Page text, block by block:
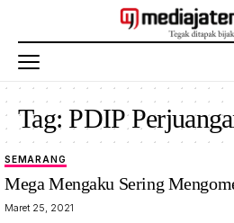
Tag:PDIP
SEMARANG
Mega Mengaku Sering
Maret 25, 2021